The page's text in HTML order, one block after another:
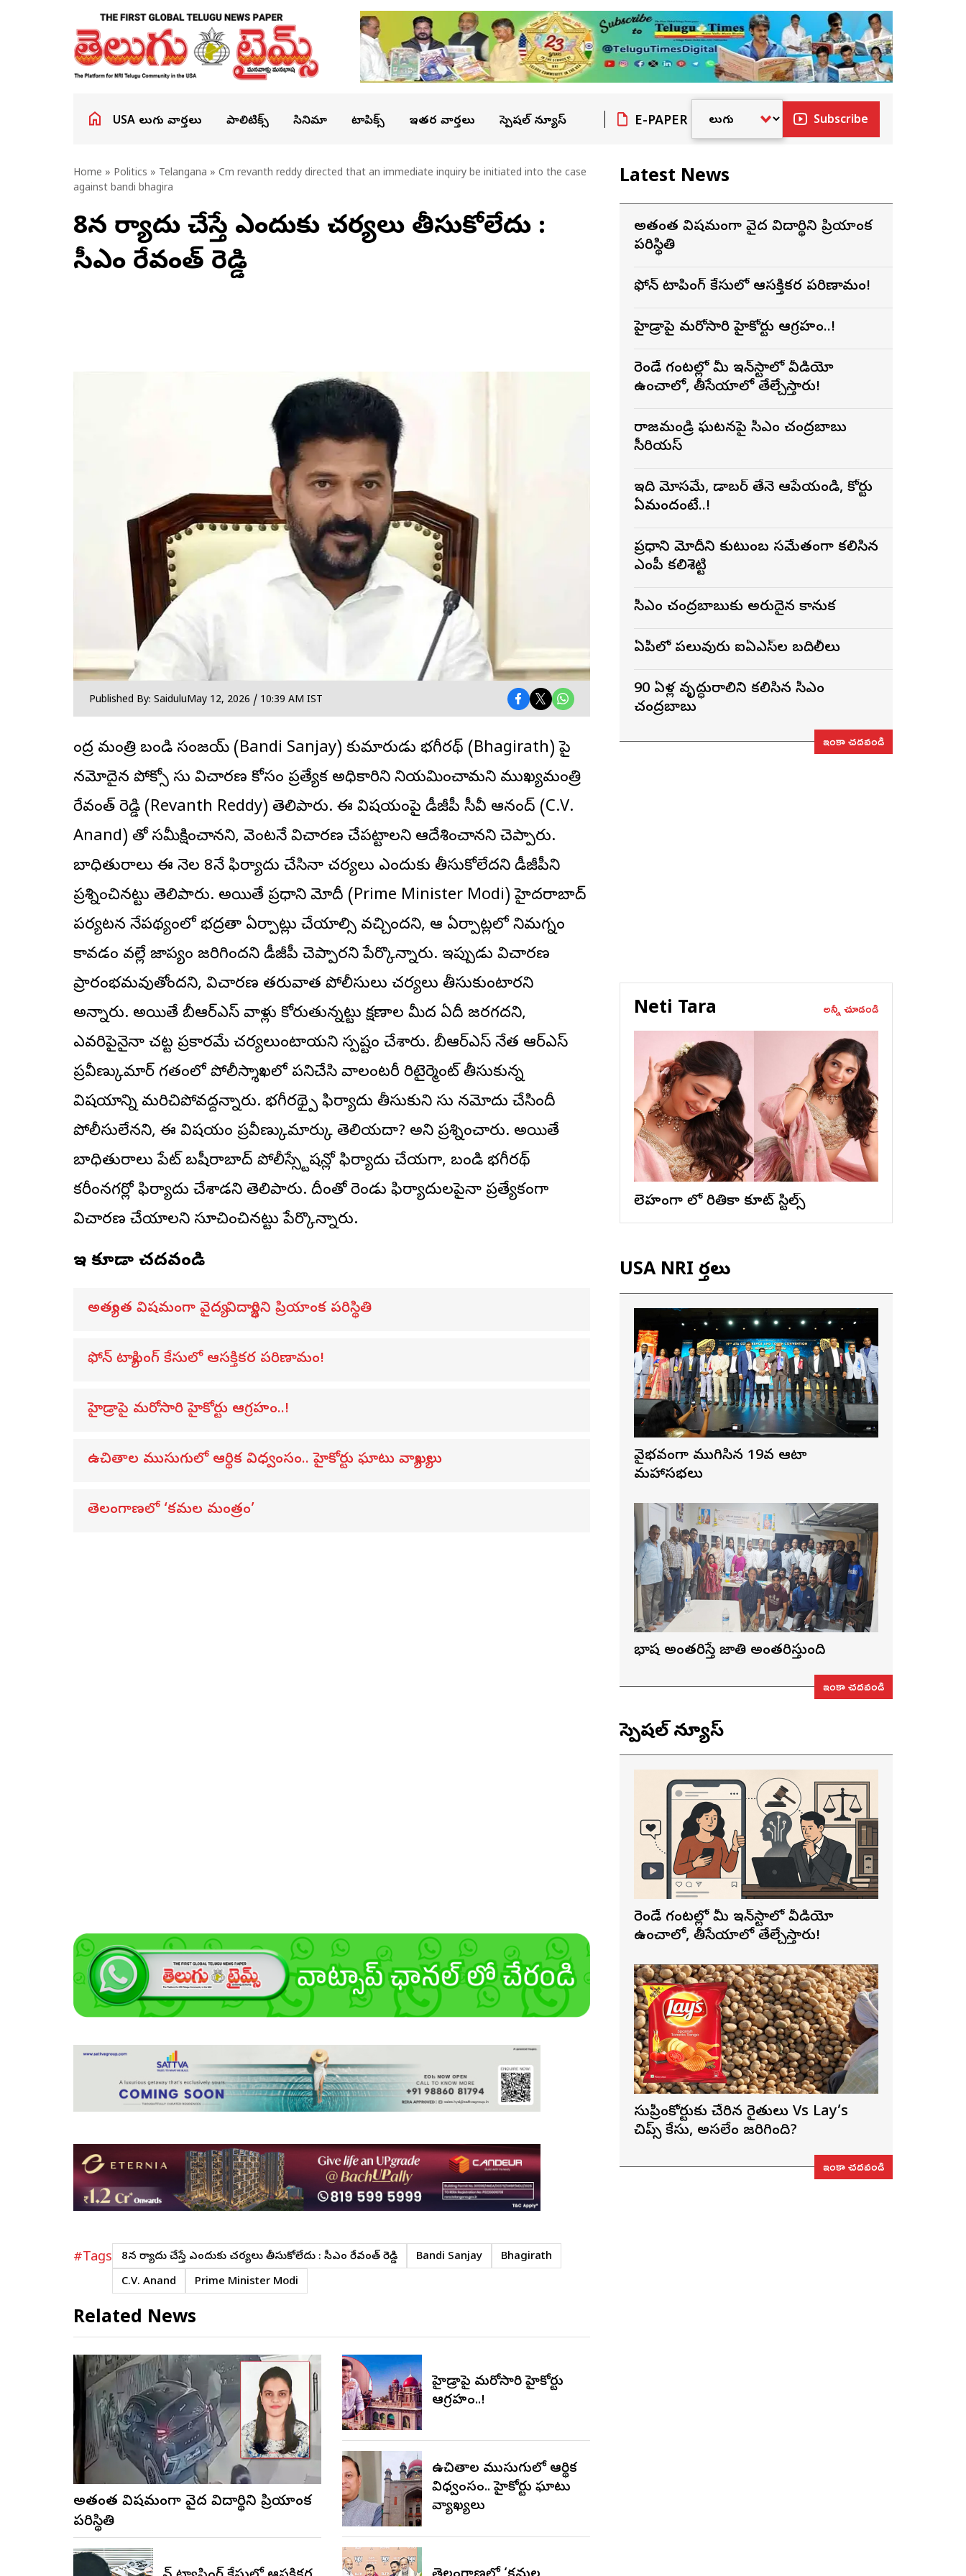
USA తెలుగు వార్తలు పాలిటిక్స్ సినిమా టాపిక్స్ ఇతర వార్తలు స్పెషల్ న్యూస్ E-PAPER Subscribe
Home » Politics » Telangana » Cm revanth reddy directed that an immediate inquiry be initiated into the case
against bandi bhagira
8న ఫిర్యాదు చేస్తే ఎందుకు చర్యలు తీసుకోలేదు :
సీఎం రేవంత్ రెడ్డి
Published By: SaiduluMay 12, 2026 / 10:39 AM IST
కేంద్ర మంత్రి బండి సంజయ్ (Bandi Sanjay) కుమారుడు భగీరథ్ (Bhagirath) పై
నమోదైన పోక్సో కేసు విచారణ కోసం ప్రత్యేక అధికారిని నియమించామని ముఖ్యమంత్రి
రేవంత్ రెడ్డి (Revanth Reddy) తెలిపారు. ఈ విషయంపై డీజీపీ సీవీ ఆనంద్ (C.V.
Anand) తో సమీక్షించానని, వెంటనే విచారణ చేపట్టాలని ఆదేశించానని చెప్పారు.
బాధితురాలు ఈ నెల 8నే ఫిర్యాదు చేసినా చర్యలు ఎందుకు తీసుకోలేదని డీజీపీని
ప్రశ్నించినట్టు తెలిపారు. అయితే ప్రధాని మోదీ (Prime Minister Modi) హైదరాబాద్
పర్యటన నేపథ్యంలో భద్రతా ఏర్పాట్లు చేయాల్సి వచ్చిందని, ఆ ఏర్పాట్లలో నిమగ్నం
కావడం వల్లే జాప్యం జరిగిందని డీజీపీ చెప్పారని పేర్కొన్నారు. ఇప్పుడు విచారణ
ప్రారంభమవుతోందని, విచారణ తరువాత పోలీసులు చర్యలు తీసుకుంటారని
అన్నారు. అయితే బీఆర్ఎస్ వాళ్లు కోరుతున్నట్టు క్షణాల మీద ఏదీ జరగదని,
ఎవరిపైనైనా చట్ట ప్రకారమే చర్యలుంటాయని స్పష్టం చేశారు. బీఆర్ఎస్ నేత ఆర్ఎస్
ప్రవీణ్కుమార్ గతంలో పోలీస్శాఖలో పనిచేసి వాలంటరీ రిటైర్మెంట్ తీసుకున్న
విషయాన్ని మరిచిపోవద్దన్నారు. భగీరథ్పై ఫిర్యాదు తీసుకుని కేసు నమోదు చేసిందీ
పోలీసులేనని, ఈ విషయం ప్రవీణ్కుమార్కు తెలియదా? అని ప్రశ్నించారు. అయితే
బాధితురాలు పేట్ బషీరాబాద్ పోలీస్స్టేషన్లో ఫిర్యాదు చేయగా, బండి భగీరథ్
కరీంనగర్లో ఫిర్యాదు చేశాడని తెలిపారు. దీంతో రెండు ఫిర్యాదులపైనా ప్రత్యేకంగా
విచారణ చేయాలని సూచించినట్టు పేర్కొన్నారు.
ఇవి కూడా చదవండి
అత్యంత విషమంగా వైద్య విద్యార్థిని ప్రియాంక పరిస్థితి
ఫోన్ ట్యాపింగ్ కేసులో ఆసక్తికర పరిణామం!
హైడ్రాపై మరోసారి హైకోర్టు ఆగ్రహం..!
ఉచితాల ముసుగులో ఆర్థిక విధ్వంసం.. హైకోర్టు ఘాటు వ్యాఖ్యలు
తెలంగాణలో ‘కమల మంత్రం’
#Tags 8న ఫిర్యాదు చేస్తే ఎందుకు చర్యలు తీసుకోలేదు : సీఎం రేవంత్ రెడ్డి Bandi Sanjay
Bhagirath
C.V. Anand
Prime Minister Modi
Related News
అత్యంత విషమంగా వైద్య విద్యార్థిని ప్రియాంక
పరిస్థితి
హైడ్రాపై మరోసారి హైకోర్టు
ఆగ్రహం..!
ఉచితాల ముసుగులో ఆర్థిక
విధ్వంసం.. హైకోర్టు ఘాటు
వ్యాఖ్యలు
Latest News
అత్యంత విషమంగా వైద్య విద్యార్థిని ప్రియాంక
పరిస్థితి
ఫోన్ ట్యాపింగ్ కేసులో ఆసక్తికర పరిణామం!
హైడ్రాపై మరోసారి హైకోర్టు ఆగ్రహం..!
రెండే గంటల్లో మీ ఇన్‌స్టాలో వీడియో
ఉంచాలో, తీసేయాలో తేల్చేస్తారు!
రాజమండ్రి ఘటనపై సీఎం చంద్రబాబు
సీరియస్
ఇది మోసమే, డాబర్‌ తేనె ఆపేయండి, కోర్టు
ఏమందంటే..!
ప్రధాని మోదీని కుటుంబ సమేతంగా కలిసిన
ఎంపీ కలిశెట్టి
సీఎం చంద్రబాబుకు అరుదైన కానుక
ఏపీలో పలువురు ఐఏఎస్‌ల బదిలీలు
90 ఏళ్ల వృద్ధురాలిని కలిసిన సీఎం
చంద్రబాబు
ఇంకా చదవండి
Neti Tara అన్నీ చూడండి
లెహంగా లో రితికా క్యూట్ స్టిల్స్
USA NRI వార్తలు
వైభవంగా ముగిసిన 19వ ఆటా
మహాసభలు
భాష అంతరిస్తే జాతి అంతరిస్తుంది
ఇంకా చదవండి
స్పెషల్ న్యూస్
రెండే గంటల్లో మీ ఇన్‌స్టాలో వీడియో
ఉంచాలో, తీసేయాలో తేల్చేస్తారు!
సుప్రీంకోర్టుకు చేరిన రైతులు Vs Lay’s
చిప్స్‌ కేసు, అసలేం జరిగింది?
ఇంకా చదవండి